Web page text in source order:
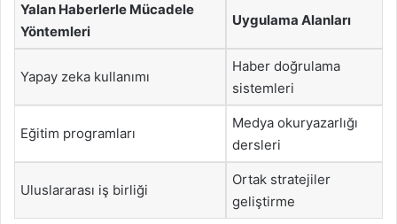
Yalan Haberlerle Mücadele
Yöntemleri
Uygulama Alanları
Yapay zeka kullanımı
Haber doğrulama
sistemleri
Eğitim programları
Medya okuryazarlığı
dersleri
Uluslararası iş birliği
Ortak stratejiler
geliştirme